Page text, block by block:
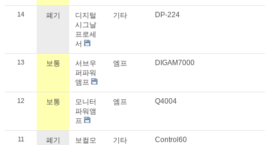
14 폐기
디지털
시그날
프로세
서
기타 DP-224
13 보통
서브우
퍼파워
앰프
엠프 DIGAM7000
12 보통
모니터
파워앰
프
엠프 Q4004
11 폐기
보컬모
기타 Control60